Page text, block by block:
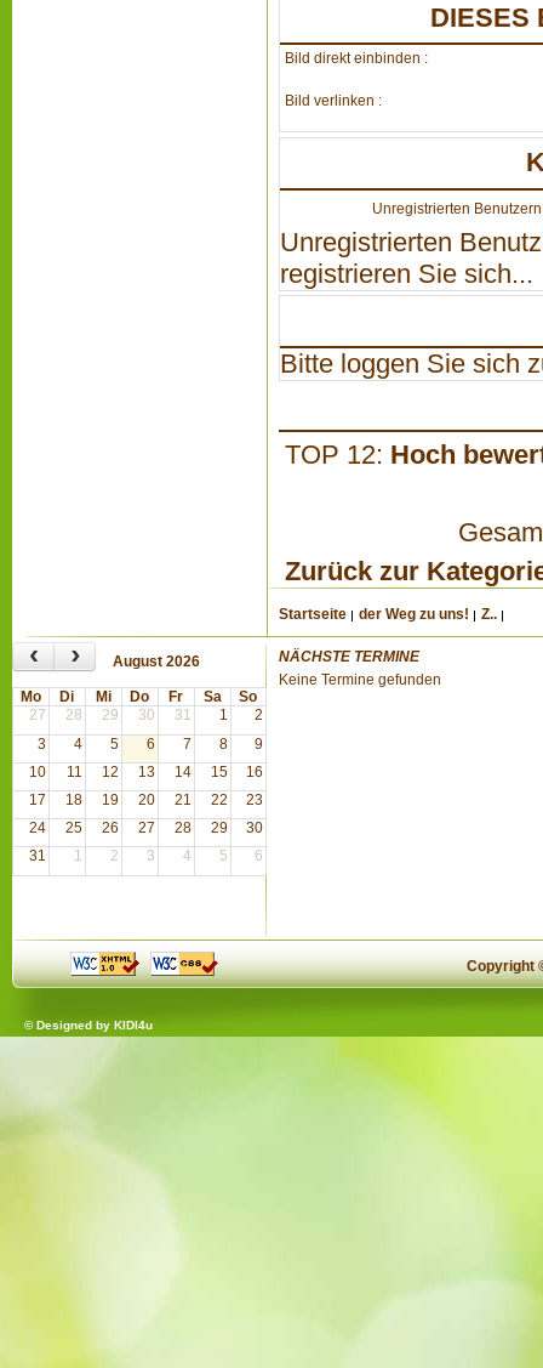
DIESES
Bild direkt einbinden :
Bild verlinken :
Unregistrierten
Unregistrierten
registrieren Sie sich...
Bitte loggen Sie sich
TOP 12: Hoch
Zurück zur
Startseite der Weg zu uns! Z..
‹ › August 2026
Mo Di Mi Do Fr Sa
So
27
28 29 30 31 1
2
3
4 5 6 7 8
9
10
11 12 13 14 15
16
17
18 19 20 21 22
23
24
25 26 27 28 29
30
31
1 2 3 4 5 6
NÄCHSTE TERMINE
Keine Termine gefunden
Copyright
© Designed by KIDI4u